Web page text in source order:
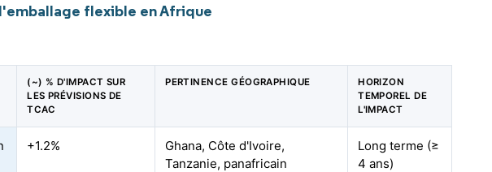
flexible en Afrique
(~) % D'IMPACT SUR
LES PRÉVISIONS DE
TCAC
PERTINENCE GÉOGRAPHIQUE
HORIZON
TEMPOREL DE
L'IMPACT
+1.2%
Ghana, Côte d'Ivoire,
Tanzanie, panafricain
Long terme (≥
4 ans)